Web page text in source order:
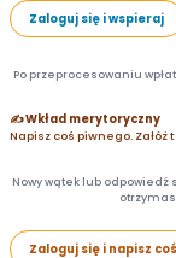
Zaloguj się i wspieraj
Po przeprocesowaniu
✍️ Wkład merytoryczny
Napisz coś piwnego.
Nowy wątek lub
Zaloguj się i napisz